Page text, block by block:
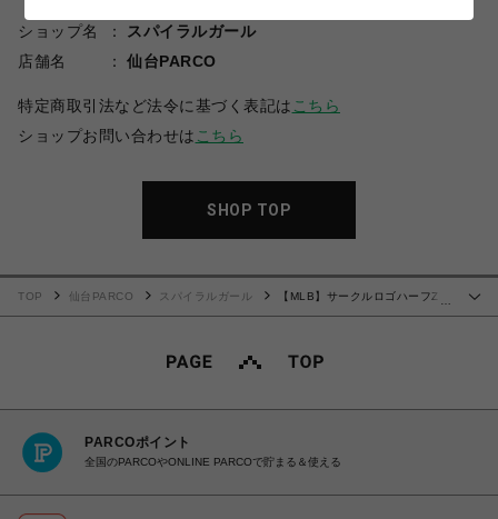
ショップ名
スパイラルガール
店舗名
仙台PARCO
特定商取引法など法令に基づく表記は こちら
ショップお問い合わせは こちら
SHOP TOP
TOP 仙台PARCO スパイラルガール
【MLB】サークルロゴハーフZIP
PARCOポイント
全国のPARCOやONLINE PARCOで貯まる＆使える